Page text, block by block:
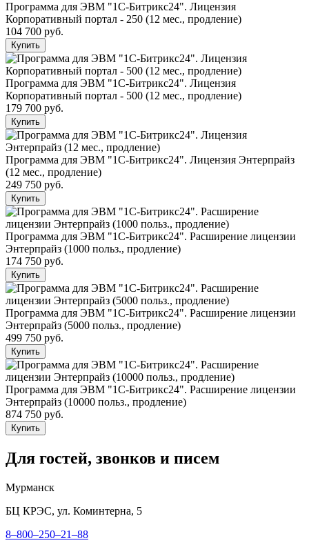
Программа для ЭВМ "1С-Битрикс24". Лицензия
Корпоративный портал - 250 (12 мес., продление)
104 700 руб.
Купить
Программа для ЭВМ "1С-Битрикс24". Лицензия
Корпоративный портал - 500 (12 мес., продление)
179 700 руб.
Купить
Программа для ЭВМ "1С-Битрикс24". Лицензия Энтерпрайз
(12 мес., продление)
249 750 руб.
Купить
Программа для ЭВМ "1С-Битрикс24". Расширение лицензии
Энтерпрайз (1000 польз., продление)
174 750 руб.
Купить
Программа для ЭВМ "1С-Битрикс24". Расширение лицензии
Энтерпрайз (5000 польз., продление)
499 750 руб.
Купить
Программа для ЭВМ "1С-Битрикс24". Расширение лицензии
Энтерпрайз (10000 польз., продление)
874 750 руб.
Купить
Для гостей, звонков и писем
Мурманск
БЦ КРЭС, ул. Коминтерна, 5
8–800–250–21–88